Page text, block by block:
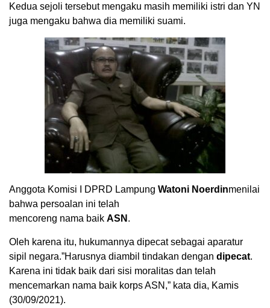
Kedua sejoli tersebut mengaku masih memiliki istri dan YN
juga mengaku bahwa dia memiliki suami.
Anggota Komisi I DPRD Lampung Watoni Noerdinmenilai
bahwa persoalan ini telah
mencoreng nama baik ASN .
Oleh karena itu, hukumannya dipecat sebagai aparatur
sipil negara.”Harusnya diambil tindakan dengan dipecat.
Karena ini tidak baik dari sisi moralitas dan telah
mencemarkan nama baik korps ASN,” kata dia, Kamis
(30/09/2021).